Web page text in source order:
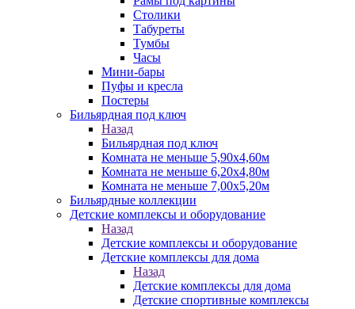
Столики
Табуреты
Тумбы
Часы
Мини-бары
Пуфы и кресла
Постеры
Бильярдная под ключ
Назад
Бильярдная под ключ
Комната не меньше 5,90х4,60м
Комната не меньше 6,20х4,80м
Комната не меньше 7,00х5,20м
Бильярдные коллекции
Детские комплексы и оборудование
Назад
Детские комплексы и оборудование
Детские комплексы для дома
Назад
Детские комплексы для дома
Детские спортивные комплексы